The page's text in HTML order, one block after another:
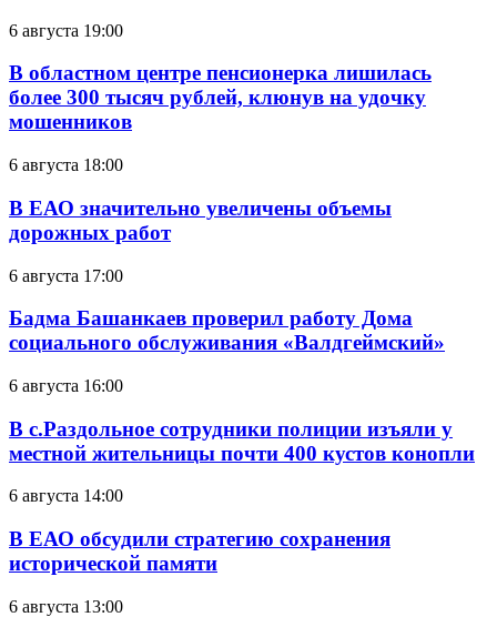
6 августа 19:00
В областном центре пенсионерка лишилась
более 300 тысяч рублей, клюнув на удочку
мошенников
6 августа 18:00
В ЕАО значительно увеличены объемы
дорожных работ
6 августа 17:00
Бадма Башанкаев проверил работу Дома
социального обслуживания «Валдгеймский»
6 августа 16:00
В с.Раздольное сотрудники полиции изъяли у
местной жительницы почти 400 кустов конопли
6 августа 14:00
В ЕАО обсудили стратегию сохранения
исторической памяти
6 августа 13:00